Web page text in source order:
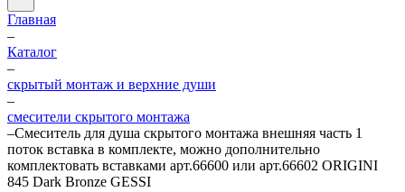
Главная
–
Каталог
–
скрытый монтаж и верхние души
–
смесители скрытого монтажа
–Смеситель для душа скрытого монтажа внешняя часть 1
поток вставка в комплекте, можно дополнительно
комплектовать вставками арт.66600 или арт.66602 ORIGINI
845 Dark Bronze GESSI